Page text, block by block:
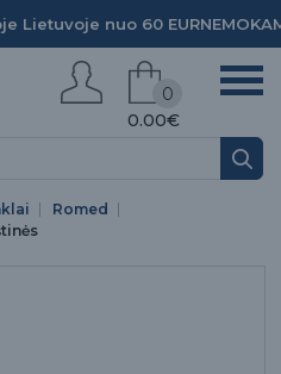
Lietuvoje nuo 60 EUR
0.00€
0
Romed